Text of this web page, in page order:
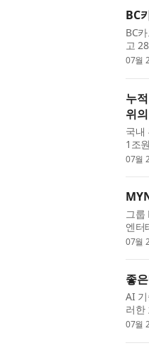
BC
BC
고
가
07월
누
위
국내
1조
규모
07월
그룹
엔터
혔다
07월
좋
AI
러한
통적
07월